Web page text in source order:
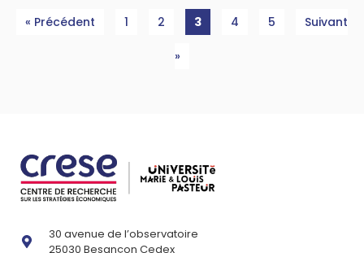
« Précédent 1 2 3 4 5 Suivant
»
30 avenue de l’observatoire
25030 Besançon Cedex